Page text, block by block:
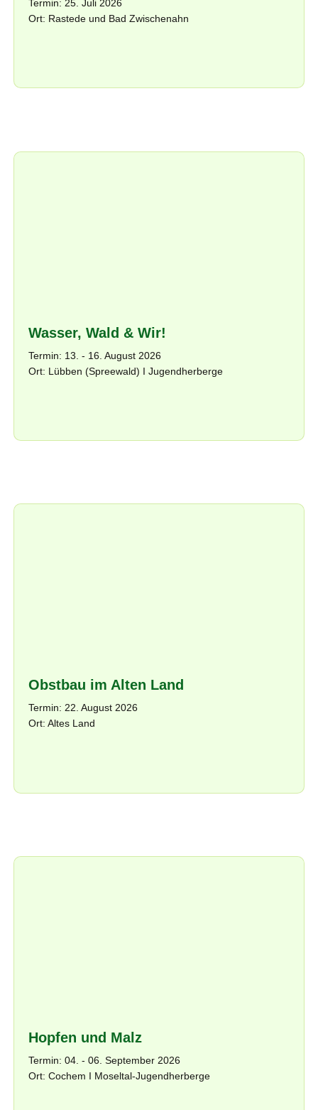
Termin: 25. Juli 2026
Ort: Rastede und Bad Zwischenahn
Wasser, Wald & Wir!
Termin: 13. - 16. August 2026
Ort: Lübben (Spreewald) I Jugendherberge
Obstbau im Alten Land
Termin: 22. August 2026
Ort: Altes Land
Hopfen und Malz
Termin: 04. - 06. September 2026
Ort: Cochem I Moseltal-Jugendherberge